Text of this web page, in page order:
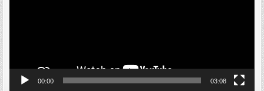
00:00 03:08